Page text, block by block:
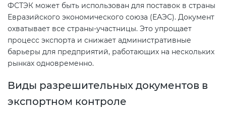
ФСТЭК может быть использован для поставок в страны
Евразийского экономического союза (ЕАЭС). Документ
охватывает все страны-участницы. Это упрощает
процесс экспорта и снижает административные
барьеры для предприятий, работающих на нескольких
рынках одновременно.
Виды разрешительных документов в
экспортном контроле